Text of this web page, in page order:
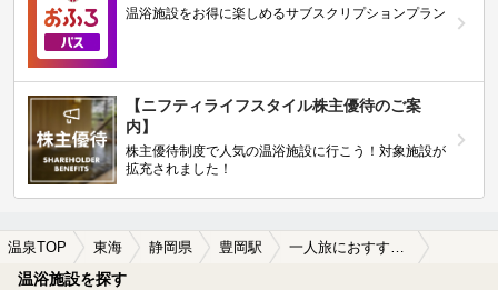
温浴施設をお得に楽しめるサブスクリプションプラン
【ニフティライフスタイル株主優待のご案
内】
株主優待制度で人気の温浴施設に行こう！対象施設が
拡充されました！
温泉TOP 東海 静岡県 豊岡駅 一人旅におすすめの豊岡駅近くの温泉、日帰り温泉、スーパー銭湯おすすめ
温浴施設を探す